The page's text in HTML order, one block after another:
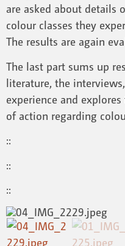
are asked about details
colour classes they
The results are again
The last part sums up
literature, the
experience and
of action regarding
::
::
::